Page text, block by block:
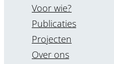
Voor wie?
Publicaties
Projecten
Over ons